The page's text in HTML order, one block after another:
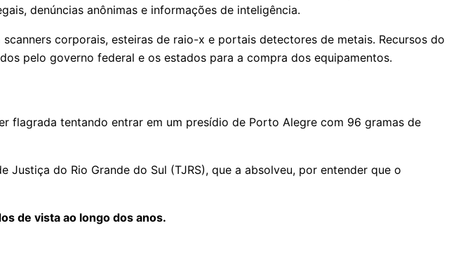
denúncias anônimas e informações de inteligência.
corporais, esteiras de raio-x e portais detectores de metais. Recursos do
pelo governo federal e os estados para a compra dos equipamentos.
flagrada tentando entrar em um presídio de Porto Alegre com 96 gramas de
do Rio Grande do Sul (TJRS), que a absolveu, por entender que o
de vista ao longo dos anos.